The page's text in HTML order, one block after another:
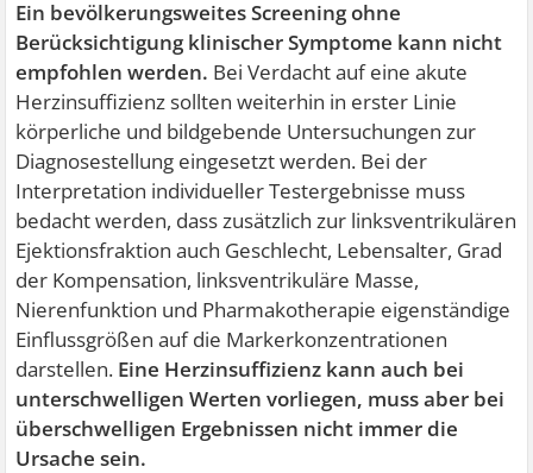
Ein bevölkerungsweites Screening ohne
Berücksichtigung klinischer Symptome kann nicht
empfohlen werden. Bei Verdacht auf eine akute
Herzinsuffizienz sollten weiterhin in erster Linie
körperliche und bildgebende Untersuchungen zur
Diagnosestellung eingesetzt werden. Bei der
Interpretation individueller Testergebnisse muss
bedacht werden, dass zusätzlich zur linksventrikulären
Ejektionsfraktion auch Geschlecht, Lebensalter, Grad
der Kompensation, linksventrikuläre Masse,
Nierenfunktion und Pharmakotherapie eigenständige
Einflussgrößen auf die Markerkonzentrationen
darstellen. Eine Herzinsuffizienz kann auch bei
unterschwelligen Werten vorliegen, muss aber bei
überschwelligen Ergebnissen nicht immer die
Ursache sein.